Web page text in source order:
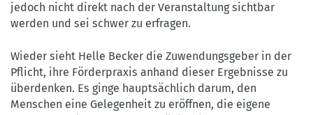
jedoch nicht direkt nach der Veranstaltung sichtbar
werden und sei schwer zu erfragen.
Wieder sieht Helle Becker die Zuwendungsgeber in der
Pflicht, ihre Förderpraxis anhand dieser Ergebnisse zu
überdenken. Es ginge hauptsächlich darum, den
Menschen eine Gelegenheit zu eröffnen, die eigene